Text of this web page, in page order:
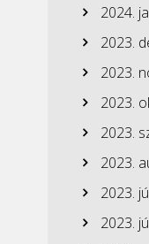
2024.
2023.
2023.
2023.
2023.
2023.
2023.
2023.